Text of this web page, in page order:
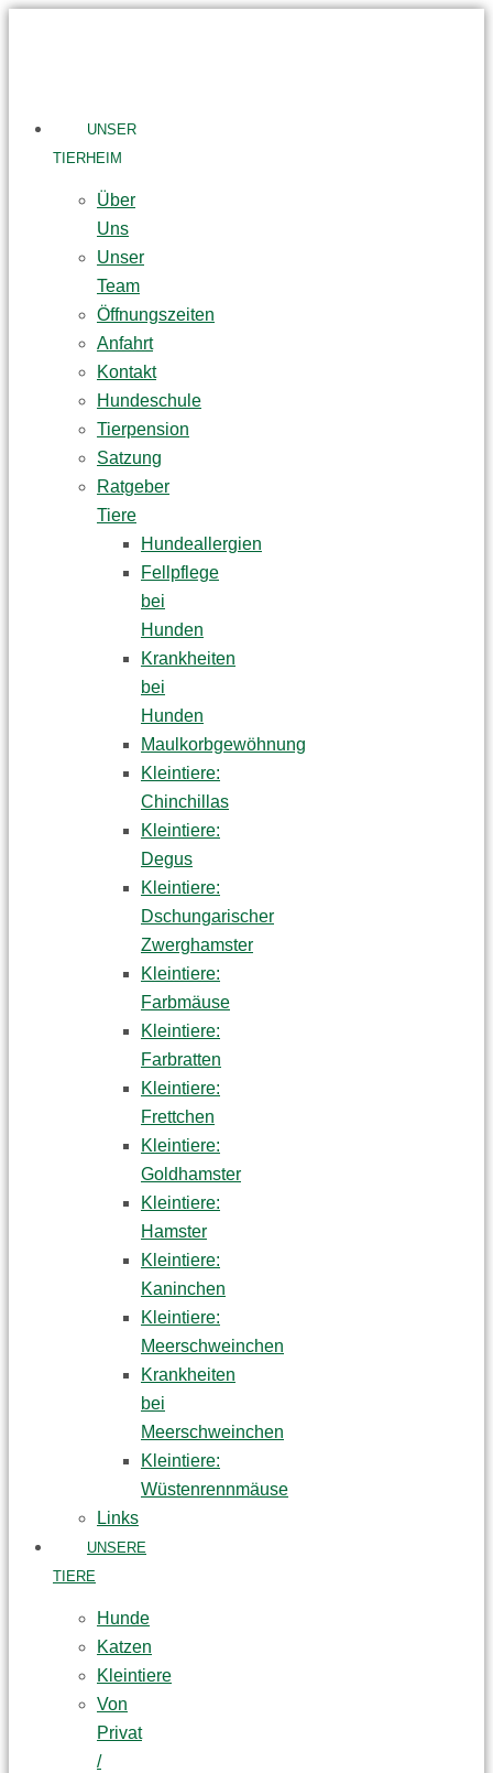
UNSER
TIERHEIM
Über
Uns
Unser
Team
Öffnungszeiten
Anfahrt
Kontakt
Hundeschule
Tierpension
Satzung
Ratgeber
Tiere
Hundeallergien
Fellpflege
bei
Hunden
Krankheiten
bei
Hunden
Maulkorbgewöhnung
Kleintiere:
Chinchillas
Kleintiere:
Degus
Kleintiere:
Dschungarischer
Zwerghamster
Kleintiere:
Farbmäuse
Kleintiere:
Farbratten
Kleintiere:
Frettchen
Kleintiere:
Goldhamster
Kleintiere:
Hamster
Kleintiere:
Kaninchen
Kleintiere:
Meerschweinchen
Krankheiten
bei
Meerschweinchen
Kleintiere:
Wüstenrennmäuse
Links
UNSERE
TIERE
Hunde
Katzen
Kleintiere
Von
Privat
/